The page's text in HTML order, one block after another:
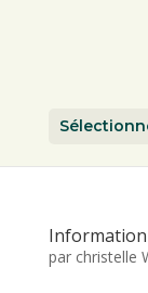
Information
par christelle